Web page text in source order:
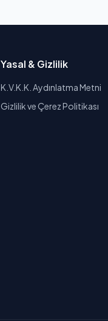
Yasal & Gizlilik
K.V.K.K. Aydınlatma Metni
Gizlilik ve Çerez Politikası